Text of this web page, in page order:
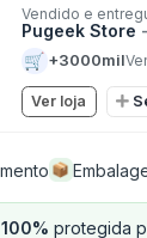
Vendido e
Pugeek Store
🛒 +3000mil
Ver loja
📦
protegida